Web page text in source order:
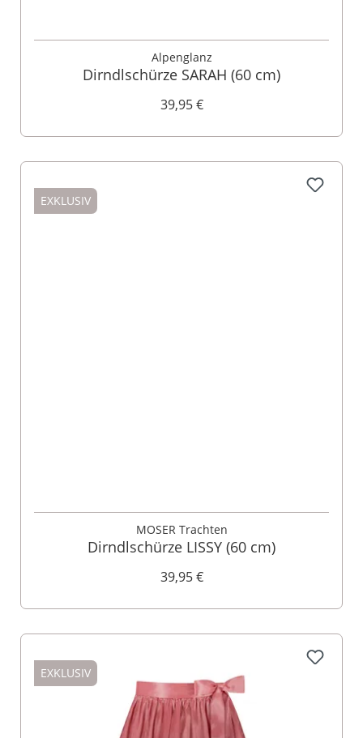
Alpenglanz
Dirndlschürze SARAH (60 cm)
39,95 €
EXKLUSIV
MOSER Trachten
Dirndlschürze LISSY (60 cm)
39,95 €
EXKLUSIV